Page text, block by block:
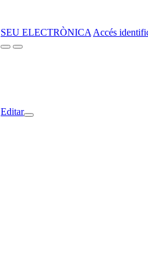
SEU ELECTRÒNICA Accés
Editar